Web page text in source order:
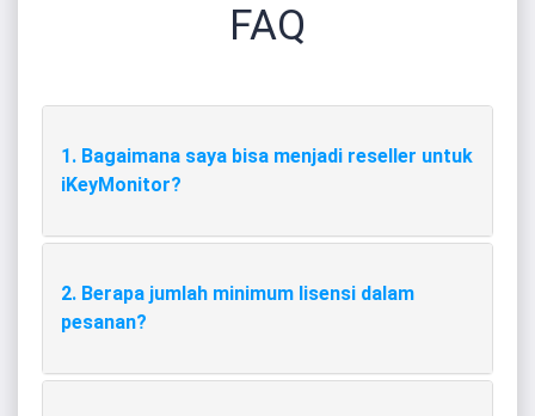
FAQ
1. Bagaimana saya bisa menjadi reseller untuk
iKeyMonitor?
2. Berapa jumlah minimum lisensi dalam
pesanan?